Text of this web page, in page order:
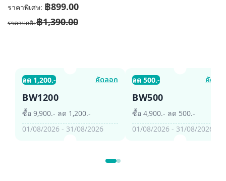
ราคาพิเศษ ฿899.00
ราคาปกติ ฿1,390.00
ลด 1,200.- คัดลอก
BW1200
ซื้อ 9,900.- ลด 1,200.-
01/08/2026 - 31/08/2026
ลด 500.- คัดลอ
BW500
ซื้อ 4,900.- ลด 500.-
01/08/2026 - 31/08/2026